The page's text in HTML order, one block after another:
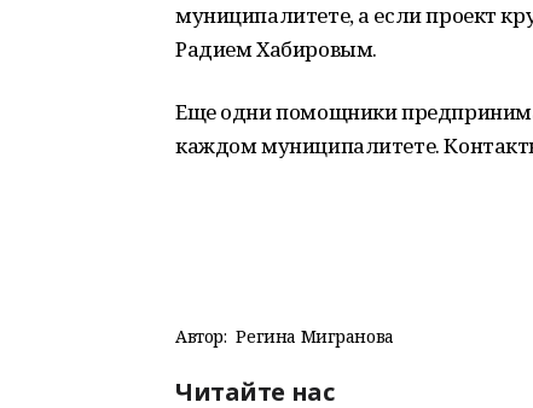
муниципалитете, а если проект
Радием Хабировым.
Еще одни помощники
каждом муниципалитете.
Автор: Регина Мигранова
Читайте нас